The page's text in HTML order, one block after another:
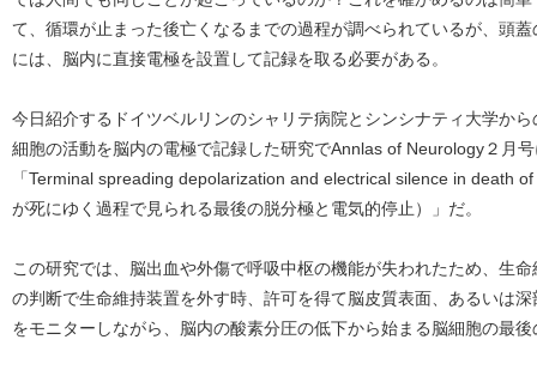
て、循環が止まった後亡くなるまでの過程が調べられているが、頭
には、脳内に直接電極を設置して記録を取る必要がある。
今日紹介するドイツベルリンのシャリテ病院とシンシナティ大学か
細胞の活動を脳内の電極で記録した研究でAnnlas of Neurology２月
「Terminal spreading depolarization and electrical silence in death
が死にゆく過程で見られる最後の脱分極と電気的停止）」だ。
この研究では、脳出血や外傷で呼吸中枢の機能が失われたため、生
の判断で生命維持装置を外す時、許可を得て脳皮質表面、あるいは
をモニターしながら、脳内の酸素分圧の低下から始まる脳細胞の最